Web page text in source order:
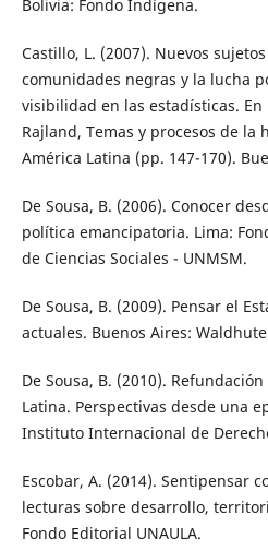
Bolivia: Fondo Indígena.
Castillo, L. (2007). Nuevos
comunidades negras y la lucha
visibilidad en las estadísticas. En
Rajland, Temas y procesos de la
América Latina (pp. 147-170).
De Sousa, B. (2006). Conocer
política emancipatoria. Lima:
de Ciencias Sociales - UNMSM.
De Sousa, B. (2009). Pensar el
actuales. Buenos Aires:
De Sousa, B. (2010).
Latina. Perspectivas desde una
Instituto Internacional de
Escobar, A. (2014). Sentipensar
lecturas sobre desarrollo,
Fondo Editorial UNAULA.